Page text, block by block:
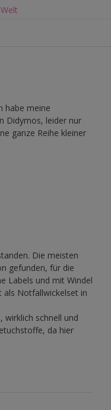
habe meine
Didymos, leider nur
ganze Reihe kleiner
Die meisten
gefunden, für die
Labels und mit Windel
als Notfallwickelset in
, wirklich schnell und
da hier